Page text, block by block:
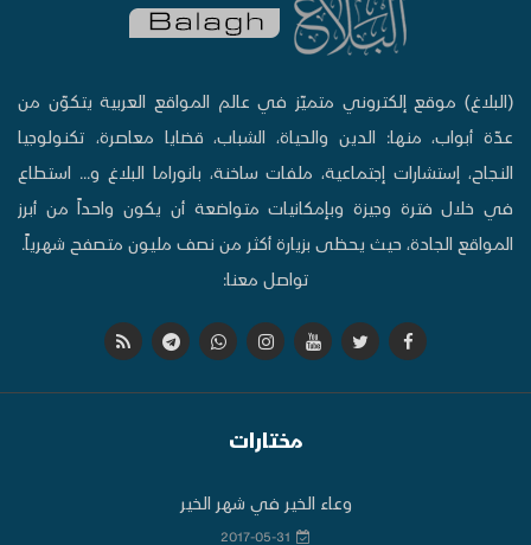
(البلاغ) موقع إلكتروني متميّز في عالم المواقع العربية يتكوّن من
عدّة أبواب، منها: الدين والحياة، الشباب، قضايا معاصرة، تكنولوجيا
النجاح، إستشارات إجتماعية، ملفات ساخنة، بانوراما البلاغ و... استطاع
في خلال فترة وجيزة وبإمكانيات متواضعة أن يكون واحداً من أبرز
المواقع الجادة، حيث يحظى بزيارة أكثر من نصف مليون متصفح شهرياً.
تواصل معنا:
مختارات
وعاء الخير في شهر الخير
2017-05-31